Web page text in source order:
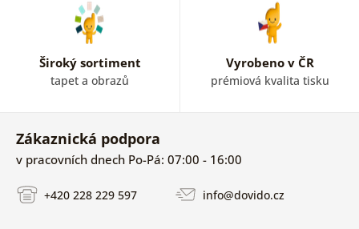
Široký sortiment
tapet a obrazů
Vyrobeno v ČR
prémiová kvalita tisku
Zákaznická podpora
v pracovních dnech Po-Pá: 07:00 - 16:00
+420 228 229 597 info@dovido.cz